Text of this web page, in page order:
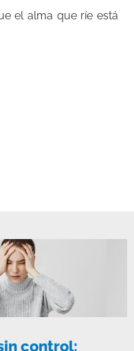
el alma que ríe está
control: